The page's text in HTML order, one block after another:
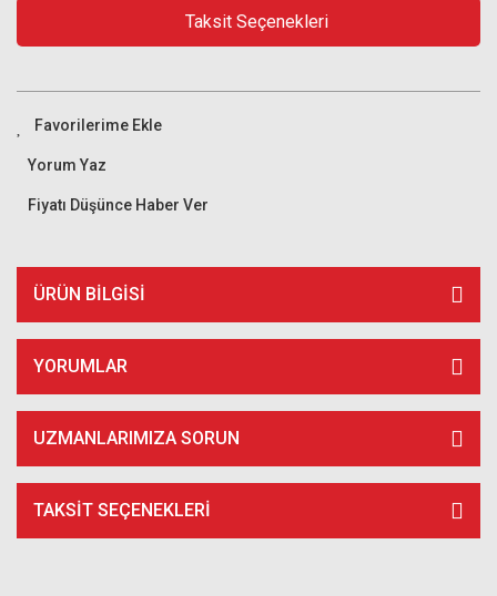
Taksit Seçenekleri
Yorum Yaz
Fiyatı Düşünce Haber Ver
ÜRÜN BILGISI
YORUMLAR
UZMANLARIMIZA SORUN
TAKSIT SEÇENEKLERI